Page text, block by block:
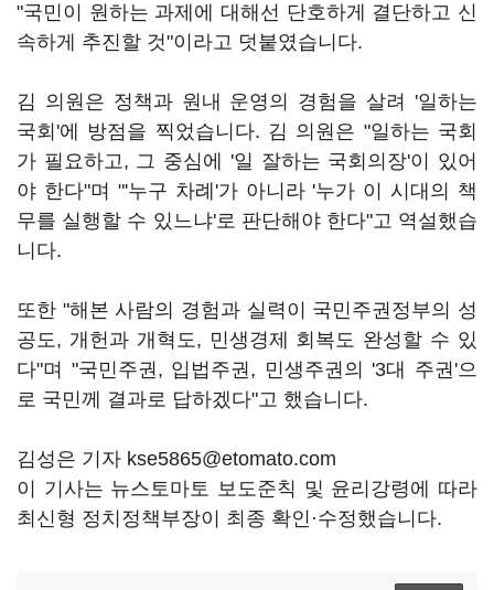
"국민이 원하는 과제에 대해선 단호하게 결단하고 신
속하게 추진할 것"이라고 덧붙였습니다.
김 의원은 정책과 원내 운영의 경험을 살려 '일하는
국회'에 방점을 찍었습니다. 김 의원은 "일하는 국회
가 필요하고, 그 중심에 '일 잘하는 국회의장'이 있어
야 한다"며 "'누구 차례'가 아니라 '누가 이 시대의 책
무를 실행할 수 있느냐'로 판단해야 한다"고 역설했습
니다.
또한 "해본 사람의 경험과 실력이 국민주권정부의 성
공도, 개헌과 개혁도, 민생경제 회복도 완성할 수 있
다"며 "국민주권, 입법주권, 민생주권의 '3대 주권'으
로 국민께 결과로 답하겠다"고 했습니다.
김성은 기자 kse5865@etomato.com
이 기사는 뉴스토마토 보도준칙 및 윤리강령에 따라
최신형 정치정책부장이 최종 확인·수정했습니다.